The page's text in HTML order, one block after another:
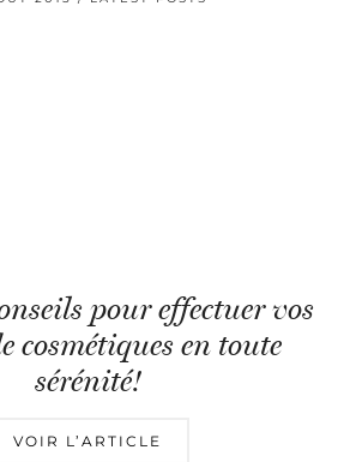
pour effectuer vos
cosmétiques en toute
sérénité!
VOIR L’ARTICLE